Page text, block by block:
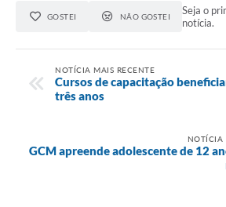
GOSTEI NÃO GOSTEI
Seja o
notícia.
NOTÍCIA MAIS RECENTE
Cursos de capacitação
três anos
NOTÍCIA
GCM apreende adolescente de 12